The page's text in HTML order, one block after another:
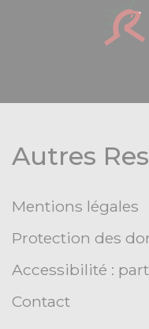
Autres
Mentions légales
Protection des
Accessibilité :
Contact